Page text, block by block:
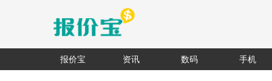
报价宝 资讯 数码 手机